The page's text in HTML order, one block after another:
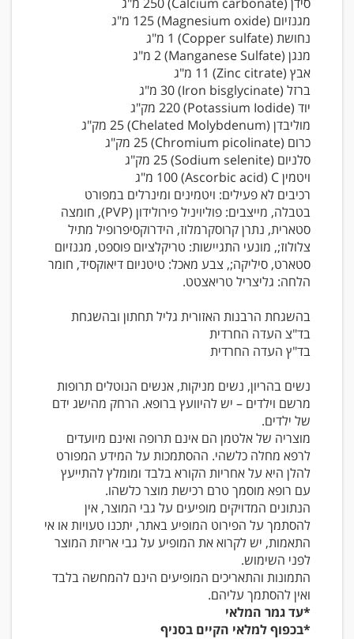
מגנזיום‏ (Magnesium oxide)‏ 125 מ"ג
נחושת‏ (Copper sulfate)‏ 1 מ"ג
מנגן‏ (Manganese Sulfate)‏ 2 מ"ג
אבץ‏ (Zinc citrate)‏ 11 מ"ג
ברזל‏ (Iron bisglycinate)‏ 30 מ"ג
יוד‏ (Potassium Iodide)‏ 220 מק"ג
מוליבדן‏ (Chelated Molybdenum)‏ 25 מק"ג
כרום‏ (Chromium picolinate)‏ 25 מק"ג
סלניום‏ (Sodium selenite)‏ 25 מק"ג
ויטמין C‏ (Ascorbic acid)‏ 100 מ"ג
רכיבים לא פעילים: ויטמינים ומינרלים במפורט
בטבלה, מייצבים: פוליויניל פירולידון (PVP), חומצה
סטארית, נתרן קרוסקרמלוז, הידרוקסיפרופיל מתיל
צלולוז;, מונעי התגיישות: טריקלציום פוספט, מגנזיום
סטארט, סיליקה;, צבע מאכל: טיטניום דיאוקסיד, חומר
הלחה: גליצריל טריאצטט.
בהשגחת הרבנות האזורית גליל תחתון ובהשגחת
בד"צ העדה החרדית
בד"ץ העדה החרדית
נשים בהריון, נשים מניקות, אנשים הנוטלים תרופות
מרשם וילדים – יש להיוועץ ברופא. הרחק מהישג ידם
של ילדים.
מוצריה של אלטמן הם אינם תרופה ואינם מיועדים
לרפא מחלה כלשהי. ההסתמכות על המידע המפורט
להלן היא על אחריות הקורא בלבד ומומלץ להתייעץ
עם רופא מוסמך טרם רכישת מוצר כלשהו.
הנתונים המדויקים מופיעים על גבי המוצר, אין
להסתמך על הפירוט המופיע באתר, יתכנו טעויות או אי
התאמות, יש לקרוא את המופיע על גבי אריזת המוצר
לפני השימוש.
התמונות והתאריכים המופיעים הינם להמחשה בלבד
ואין להסתמך עליהם.
*עד גמר המלאי
*בכפוף למלאי הקיים בסניף